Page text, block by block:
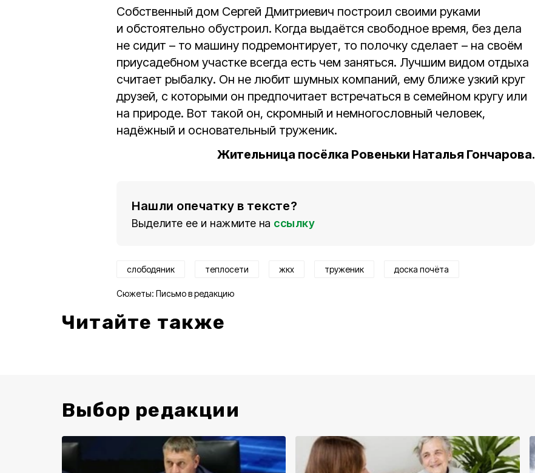
Собственный дом Сергей Дмитриевич построил своими руками
и обстоятельно обустроил. Когда выдаётся свободное время, без дела
не сидит – то машину подремонтирует, то полочку сделает – на своём
приусадебном участке всегда есть чем заняться. Лучшим видом отдыха
считает рыбалку. Он не любит шумных компаний, ему ближе узкий круг
друзей, с которыми он предпочитает встречаться в семейном кругу или
на природе. Вот такой он, скромный и немногословный человек,
надёжный и основательный труженик.
Жительница посёлка Ровеньки Наталья Гончарова.
Нашли опечатку в тексте?
Выделите ее и нажмите на ссылку
слободяник теплосети жкх труженик доска почёта
Сюжеты: Письмо в редакцию
Читайте также
Выбор редакции